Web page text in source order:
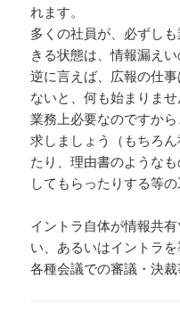
れます。
多くの社員が、必ずし
きる状態は、情報漏え
逆に言えば、広報の仕
ないと、何も始まりませ
業務上必要なのですか
求しましょう（もちろ
たり、理由書のような
してもらったりする等の
イントラ自体が情報共
い、あるいはイントラ
各種会議での審議・決裁